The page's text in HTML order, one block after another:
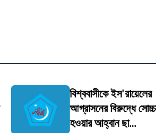
বিশ্ববাসীকে ইস'রায়েলের
আগ্রাসনের বিরুদ্ধে
হওয়ার আহ্বান ছা...